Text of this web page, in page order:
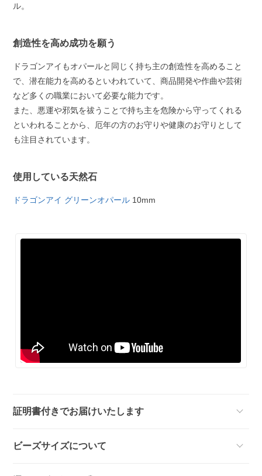
ル。
創造性を高め成功を願う
ドラゴンアイもオパールと同じく持ち主の創造性を高めること
で、潜在能力を高めるといわれていて、商品開発や作曲や芸術
など多くの職業において必要な能力です。
また、悪運や邪気を祓うことで持ち主を危険から守ってくれる
といわれることから、厄年の方のお守りや健康のお守りとして
も注目されています。
使用している天然石
ドラゴンアイ グリーンオパール 10mm
証明書付きでお届けいたします
ビーズサイズについて